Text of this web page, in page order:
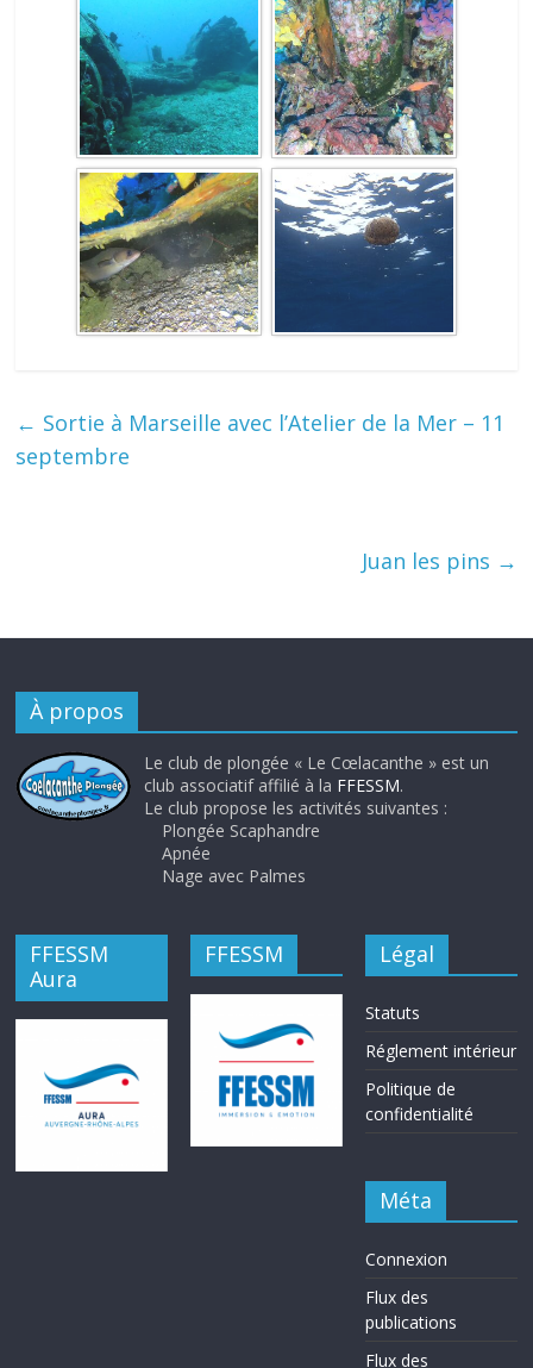
← Sortie à Marseille avec l’Atelier de la Mer – 11
septembre
Juan les pins →
À propos
Le club de plongée « Le Cœlacanthe » est un
club associatif affilié à la FFESSM.
Le club propose les activités suivantes :
Plongée Scaphandre
Apnée
Nage avec Palmes
FFESSM
Aura
FFESSM Légal
Statuts
Réglement intérieur
Politique de
confidentialité
Méta
Connexion
Flux des
publications
Flux des